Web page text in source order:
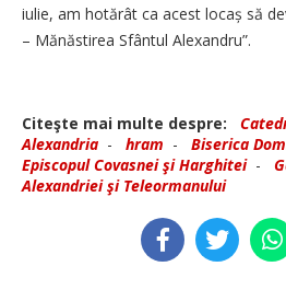
iulie, am hotărât ca acest locaș să
– Mănăstirea Sfântul Alexandru”.
Citeşte mai multe despre:
Alexandria - hram - Biserica
Episcopul Covasnei şi Harghitei-
Alexandriei şi Teleormanului